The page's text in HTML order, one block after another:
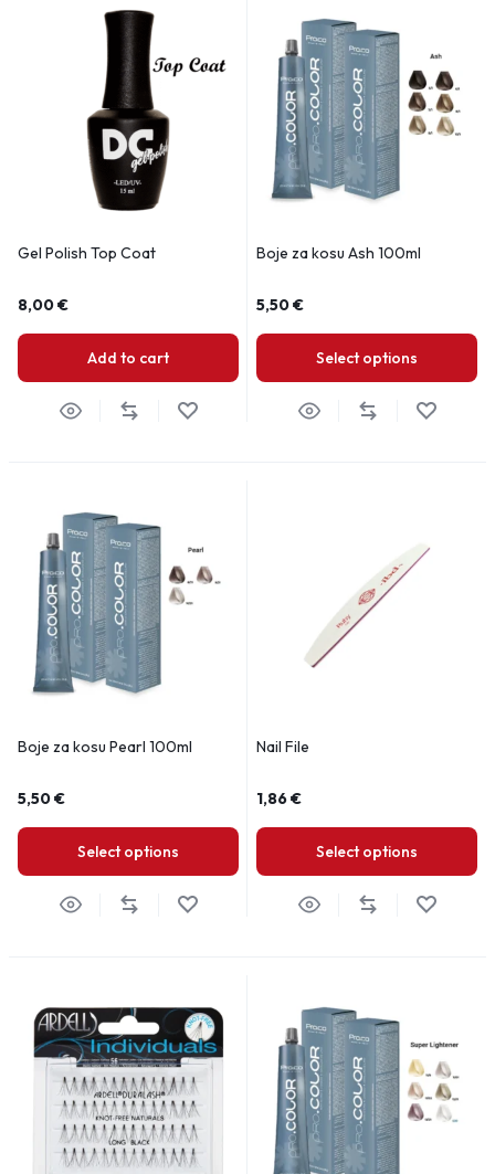
Gel Polish Top Coat
8,00€
Add to cart
Boje za kosu Ash 100ml
5,50€
Select options
Boje za kosu Pearl 100ml
5,50€
Select options
Nail File
1,86€
Select options